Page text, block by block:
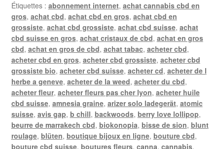
Étiquettes : abonnement internet, achat cannabis cbd en
gros, achat cbd, achat cbd en gros, achat cbd en
grossiste, achat cbd grossiste, achat cbd suisse, achat
cbd suisse en gros, achat cristaux de cbd, achat en gros
cbd, achat en gros de cbd, achat tabac, acheter cbd,
acheter cbd en gros, acheter cbd grossiste, acheter cbd
grossiste bio, acheter cbd suisse, acheter cd, acheter de l
herbe a geneve, acheter de la weed, acheter du cbd,
acheter fleur, acheter fleurs pas cher lyon, acheter huile
cbd suisse, amnesia graine, arizer solo ladegerät, atomic
suisse, avis gap, b chill, backwoods, berry love lollipop,
beurre de marrakech cbd, biokonopia, bisse de sion, blunt
roulage, blüten, boutique bijoux en ligne, bouture cbd,
bouture cbd suisse, boutures fleurs, canna, cannabis,